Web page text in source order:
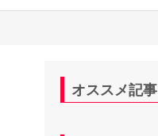
オススメ記事